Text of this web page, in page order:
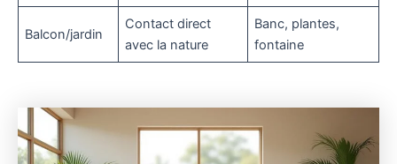
Balcon/jardin
Contact direct
avec la nature
Banc, plantes,
fontaine